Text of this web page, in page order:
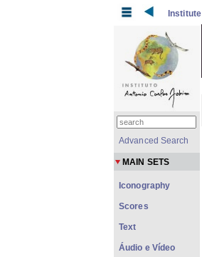
Institute
Advanced Search
MAIN SETS
Iconography
Scores
Text
Áudio e Vídeo